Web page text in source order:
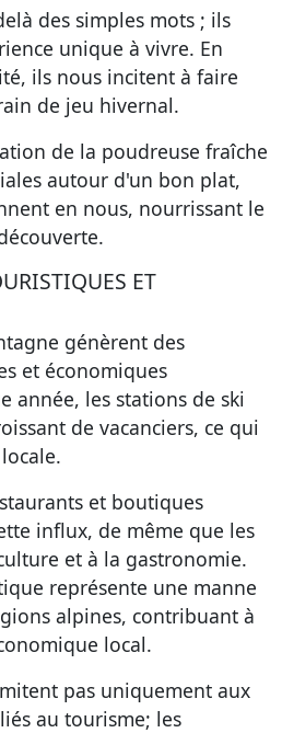
des simples mots ; ils
unique à vivre. En
ils nous incitent à faire
de jeu hivernal.
de la poudreuse fraîche
autour d'un bon plat,
en nous, nourrissant le
ET
génèrent des
et économiques
année, les stations de ski
de vacanciers, ce qui
et boutiques
influx, de même que les
et à la gastronomie.
représente une manne
alpines, contribuant à
local.
pas uniquement aux
au tourisme; les